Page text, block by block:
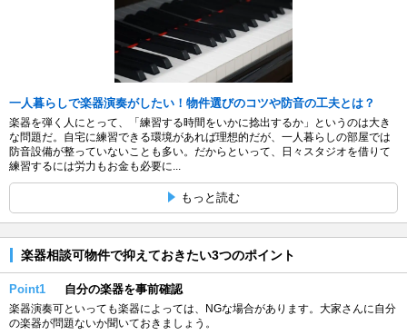
一人暮らしで楽器演奏がしたい！物件選びのコツや防音の工夫とは？
楽器を弾く人にとって、「練習する時間をいかに捻出するか」というのは大き
な問題だ。自宅に練習できる環境があれば理想的だが、一人暮らしの部屋では
防音設備が整っていないことも多い。だからといって、日々スタジオを借りて
練習するには労力もお金も必要に...
もっと読む
楽器相談可物件で抑えておきたい3つのポイント
Point1 自分の楽器を事前確認
楽器演奏可といっても楽器によっては、NGな場合があります。大家さんに自分
の楽器が問題ないか聞いておきましょう。